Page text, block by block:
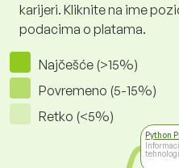
karijeri. Kliknite na ime
podacima o platama.
Najčešće (>15%)
Povremeno (5-15%)
Retko (<5%)
Python